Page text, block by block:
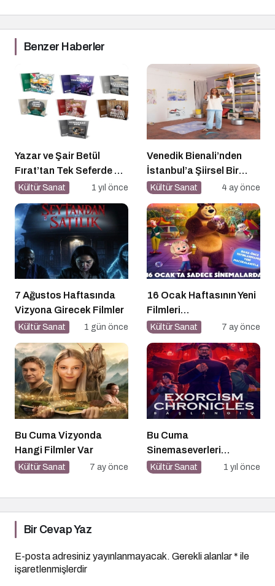
Benzer Haberler
Yazar ve Şair Betül
Fırat’tan Tek Seferde 7
Kitap Müjdesi
Kültür Sanat 1 yıl önce
Venedik Bienali’nden
İstanbul’a Şiirsel Bir
Geçiş
Kültür Sanat 4 ay önce
7 Ağustos Haftasında
Vizyona Girecek Filmler
Kültür Sanat 1 gün önce
16 Ocak Haftasının Yeni
Filmleri
Sinemaseverlerle
Kültür Sanat 7 ay önce
Bu Cuma Vizyonda
Hangi Filmler Var
Kültür Sanat 7 ay önce
Bu Cuma
Sinemaseverleri
Bekleyen Yepyeni Filmler!
Kültür Sanat 1 yıl önce
Bir Cevap Yaz
E-posta adresiniz yayınlanmayacak. Gerekli alanlar* ile
işaretlenmişlerdir